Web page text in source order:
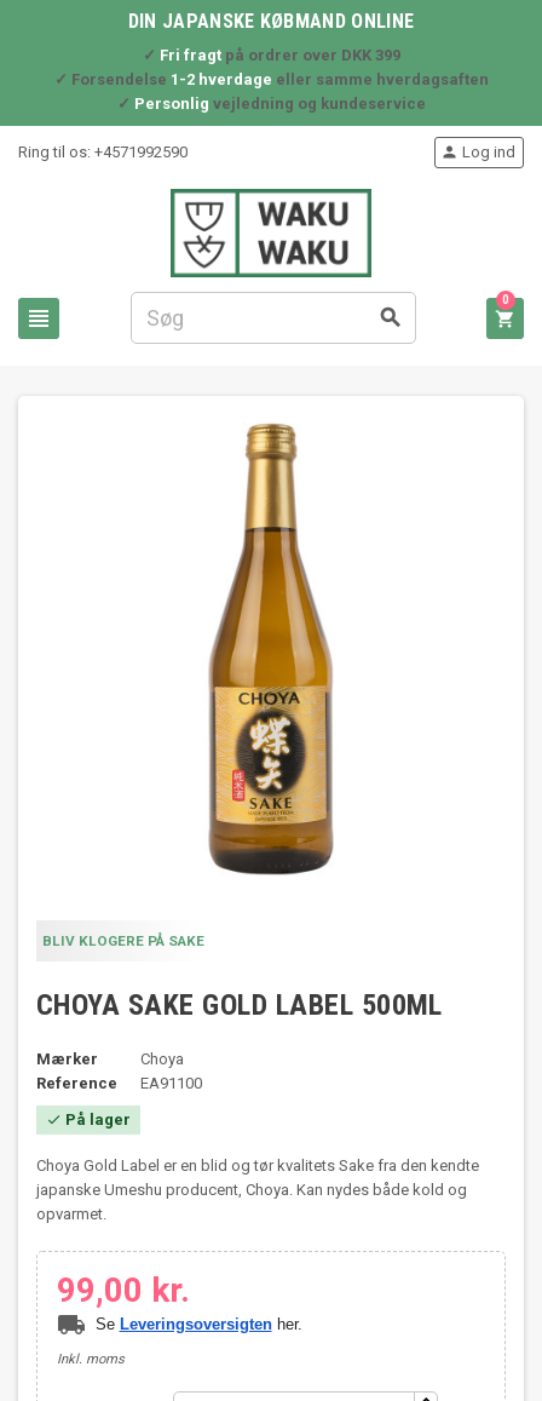
DIN JAPANSKE KØBMAND ONLINE
✓ Fri fragtpå ordrer over DKK 399
✓ Forsendelse 1-2 hverdage eller samme hverdagsaften
✓ Personlig vejledning og kundeservice
Ring til os: +4571992590
 
 Log ind

0
BLIV KLOGERE PÅ SAKE
CHOYA SAKE GOLD LABEL 500ML
Mærker
Choya
Reference
EA91100
 På lager
Choya Gold Label er en blid og tør kvalitets Sake fra den kendte
japanske Umeshu producent, Choya. Kan nydes både kold og
opvarmet.
99,00 kr.
local_shipping Se Leveringsoversigtenher.
Inkl. moms